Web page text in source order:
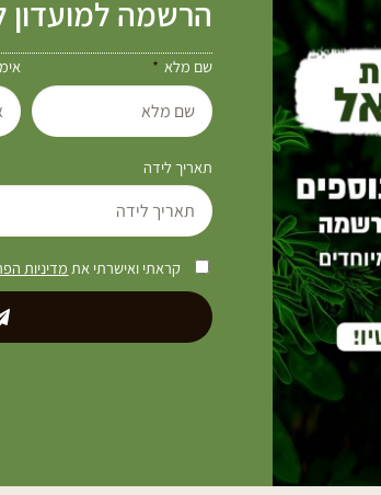
הרשמה למועדון
שם מלא
תאריך לידה
קראתי ואישרתי את מדיניות